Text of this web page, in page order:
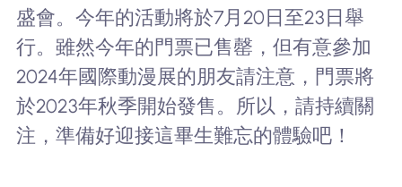
盛會。今年的活動將於7月20日至23日舉
行。雖然今年的門票已售罄，但有意參加
2024年國際動漫展的朋友請注意，門票將
於2023年秋季開始發售。所以，請持續關
注，準備好迎接這畢生難忘的體驗吧！